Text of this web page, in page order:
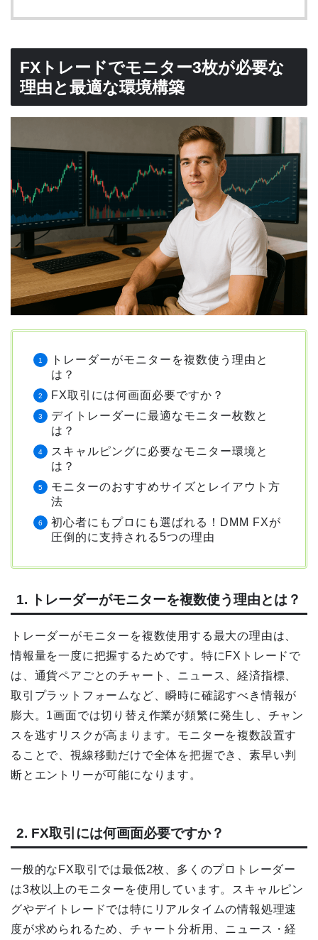
FXトレードでモニター3枚が必要な
理由と最適な環境構築
トレーダーがモニターを複数使う理由と
は？
FX取引には何画面必要ですか？
デイトレーダーに最適なモニター枚数と
は？
スキャルピングに必要なモニター環境と
は？
モニターのおすすめサイズとレイアウト方
法
初心者にもプロにも選ばれる！DMM FXが
圧倒的に支持される5つの理由
1. トレーダーがモニターを複数使う理由とは？
トレーダーがモニターを複数使用する最大の理由は、
情報量を一度に把握するためです。特にFXトレードで
は、通貨ペアごとのチャート、ニュース、経済指標、
取引プラットフォームなど、瞬時に確認すべき情報が
膨大。1画面では切り替え作業が頻繁に発生し、チャン
スを逃すリスクが高まります。モニターを複数設置す
ることで、視線移動だけで全体を把握でき、素早い判
断とエントリーが可能になります。
2. FX取引には何画面必要ですか？
一般的なFX取引では最低2枚、多くのプロトレーダー
は3枚以上のモニターを使用しています。スキャルピン
グやデイトレードでは特にリアルタイムの情報処理速
度が求められるため、チャート分析用、ニュース・経